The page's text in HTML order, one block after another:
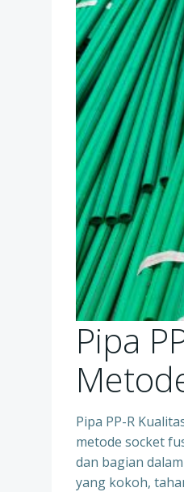
Pipa
Pipa PP-R
metode socket
dan bagian
yang kokoh,